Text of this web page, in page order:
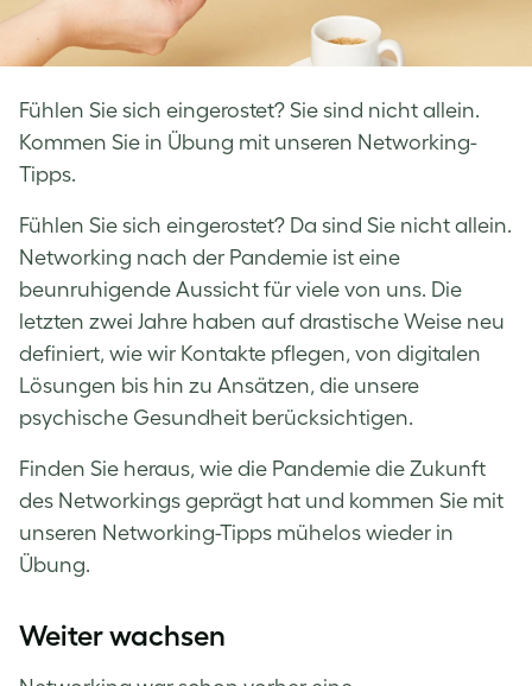
Fühlen Sie sich eingerostet? Sie sind nicht allein.
Kommen Sie in Übung mit unseren Networking-
Tipps.
Fühlen Sie sich eingerostet? Da sind Sie nicht allein.
Networking nach der Pandemie ist eine
beunruhigende Aussicht für viele von uns. Die
letzten zwei Jahre haben auf drastische Weise neu
definiert, wie wir Kontakte pflegen, von digitalen
Lösungen bis hin zu Ansätzen, die unsere
psychische Gesundheit berücksichtigen.
Finden Sie heraus, wie die Pandemie die Zukunft
des Networkings geprägt hat und kommen Sie mit
unseren Networking-Tipps mühelos wieder in
Übung.
Weiter wachsen